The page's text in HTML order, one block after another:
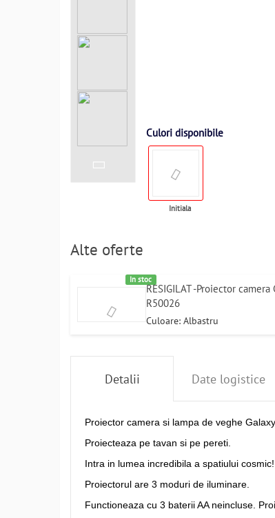
Culori disponibile
Initiala
Alte oferte
In stoc
RESIGILAT -Proiector camera
R50026
Culoare: Albastru
Detalii Date logistice
Proiector camera si lampa de veghe Galaxy
Proiecteaza pe tavan si pe pereti.
Intra in lumea incredibila a spatiului cosmic!
Proiectorul are 3 moduri de iluminare.
Functioneaza cu 3 baterii AA neincluse.